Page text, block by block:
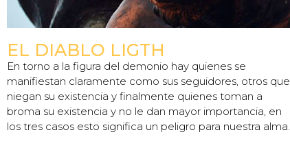
EL DIABLO LIGTH
En torno a la figura del demonio hay quienes se
manifiestan claramente como sus seguidores, otros que
niegan su existencia y finalmente quienes toman a
broma su existencia y no le dan mayor importancia, en
los tres casos esto significa un peligro para nuestra alma.